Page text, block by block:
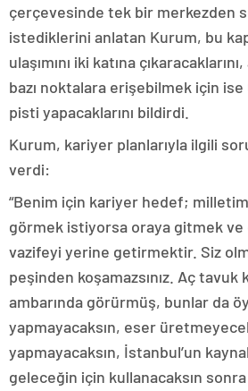
çerçevesinde tek bir merkezden
istediklerini anlatan Kurum, bu
ulaşımını iki katına
bazı noktalara erişebilmek için
pisti yapacaklarını bildirdi.
Kurum, kariyer planlarıyla ilgili
verdi:
“Benim için kariyer hedef;
görmek istiyorsa oraya gitmek ve
vazifeyi yerine getirmektir. Siz
peşinden koşamazsınız. Aç tavuk
ambarında görürmüş, bunlar da
yapmayacaksın, eser
yapmayacaksın, İstanbul’un
geleceğin için kullanacaksın